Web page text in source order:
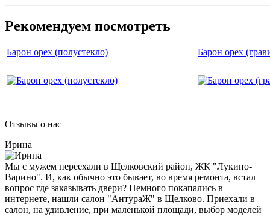
Рекомендуем посмотреть
Барон орех (полустекло) Барон орех
Отзывы о нас
Ирина
Мы с мужем переехали в Щелковский район, ЖК "Лукино-
Варино". И, как обычно это бывает, во время ремонта, встал
вопрос где заказывать двери? Немного покапались в
интернете, нашли салон "АнтураЖ" в Щелково. Приехали в
салон, на удивление, при маленькой площади, выбор моделей